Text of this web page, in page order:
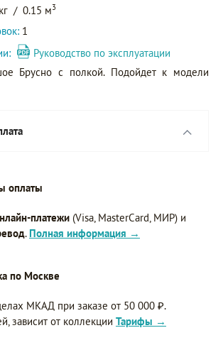
/ 0.15 м3
1
Руководство по эксплуатации
Брусно с полкой. Подойдет к модели
оплаты
платежи (Visa, MasterCard, МИР) и
. Полная информация →
по Москве
МКАД при заказе от 50 000 ₽.
зависит от коллекции Тарифы →